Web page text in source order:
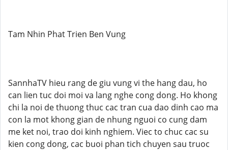
Tam Nhin Phat Trien Ben Vung
SannhaTV hieu rang de giu vung vi the hang dau, ho
can lien tuc doi moi va lang nghe cong dong. Ho khong
chi la noi de thuong thuc cac tran cua dao dinh cao ma
con la mot khong gian de nhung nguoi co cung dam
me ket noi, trao doi kinh nghiem. Viec to chuc cac su
kien cong dong, cac buoi phan tich chuyen sau truoc